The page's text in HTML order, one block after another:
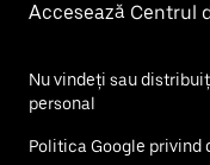
Accesează Centrul
Nu vindeți sau
personal
Politica Google privind